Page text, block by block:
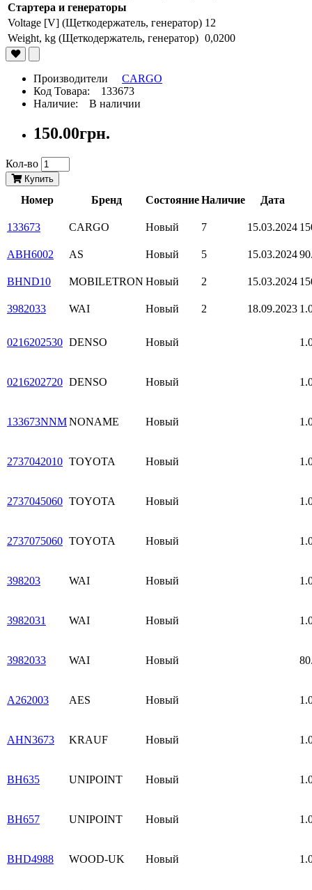
Стартера и генераторы
Voltage [V] (Щеткодержатель, генератор) 12
Weight, kg (Щеткодержатель, генератор) 0,0200
Производители CARGO
Код Товара: 133673
Наличие: В наличии
150.00грн.
Кол-во
Купить
Номер Бренд СостояниеНаличие Дата
133673 CARGO Новый 7 15.03.2024
ABH6002 AS Новый 5 15.03.2024
BHND10 MOBILETRON Новый 2 15.03.2024
3982033 WAI Новый 2 18.09.2023
0216202530 DENSO Новый
0216202720 DENSO Новый
133673NNMNONAME Новый
2737042010 TOYOTA Новый
2737045060 TOYOTA Новый
2737075060 TOYOTA Новый
398203 WAI Новый
3982031 WAI Новый
3982033 WAI Новый
A262003 AES Новый
AHN3673 KRAUF Новый
BH635 UNIPOINT Новый
BH657 UNIPOINT Новый
BHD4988 WOOD-UK Новый